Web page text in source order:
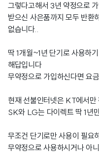
그렇다고해서 3년 약정으로
받으신 사은품까지 모두 반환
없습니다..
딱 1개월~1년 단기로 사용하
해답입니다
무약정으로 가입하신다면 요
현재 선불인터넷은 KT에서만
SK와 LG는 다이렉트 딱 1년
무조건 단기로만 사용이 필요
무약정으로 사용하시거나 아